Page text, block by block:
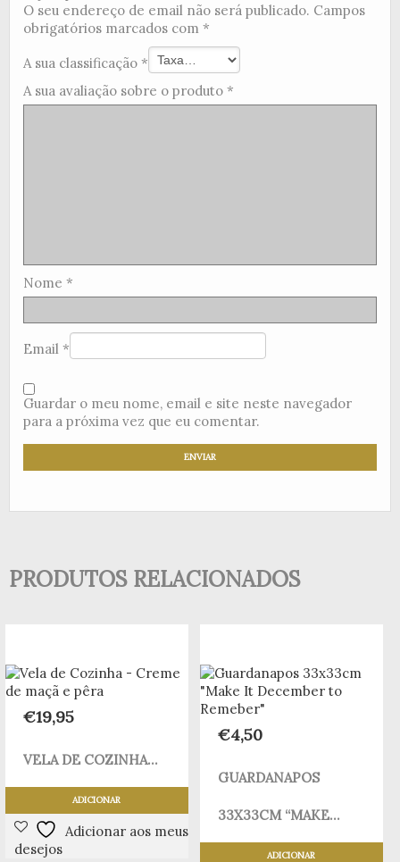
O seu endereço de email não será publicado. Campos
obrigatórios marcados com *
A sua classificação *
A sua avaliação sobre o produto *
Nome *
Email *
Guardar o meu nome, email e site neste navegador
para a próxima vez que eu comentar.
PRODUTOS RELACIONADOS
€19,95
VELA DE COZINHA...
ADICIONAR
Adicionar aos meus
desejos
€4,50
GUARDANAPOS
33X33CM “MAKE...
ADICIONAR